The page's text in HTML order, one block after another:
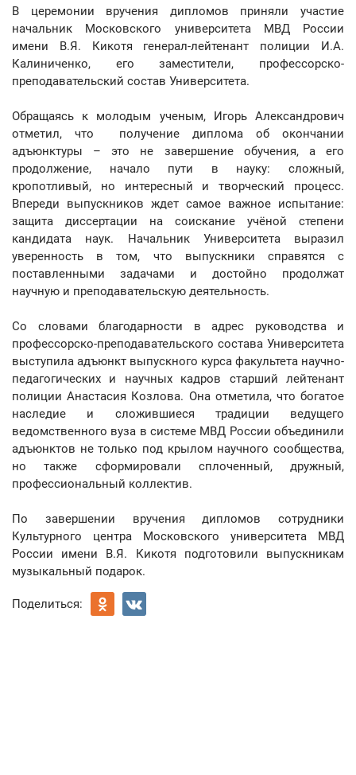
В церемонии вручения дипломов приняли участие
начальник Московского университета МВД России
имени В.Я. Кикотя генерал-лейтенант полиции И.А.
Калиниченко, его заместители, профессорско-
преподавательский состав Университета.
Обращаясь к молодым ученым, Игорь Александрович
отметил, что получение диплома об окончании
адъюнктуры – это не завершение обучения, а его
продолжение, начало пути в науку: сложный,
кропотливый, но интересный и творческий процесс.
Впереди выпускников ждет самое важное испытание:
защита диссертации на соискание учёной степени
кандидата наук. Начальник Университета выразил
уверенность в том, что выпускники справятся с
поставленными задачами и достойно продолжат
научную и преподавательскую деятельность.
Со словами благодарности в адрес руководства и
профессорско-преподавательского состава Университета
выступила адъюнкт выпускного курса факультета научно-
педагогических и научных кадров старший лейтенант
полиции Анастасия Козлова. Она отметила, что богатое
наследие и сложившиеся традиции ведущего
ведомственного вуза в системе МВД России объединили
адъюнктов не только под крылом научного сообщества,
но также сформировали сплоченный, дружный,
профессиональный коллектив.
По завершении вручения дипломов сотрудники
Культурного центра Московского университета МВД
России имени В.Я. Кикотя подготовили выпускникам
музыкальный подарок.
Поделиться: